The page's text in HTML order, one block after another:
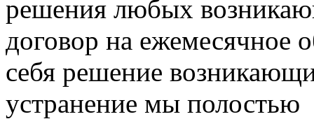
решения любых
договор на ежемесячное
себя решение
устранение мы полостью